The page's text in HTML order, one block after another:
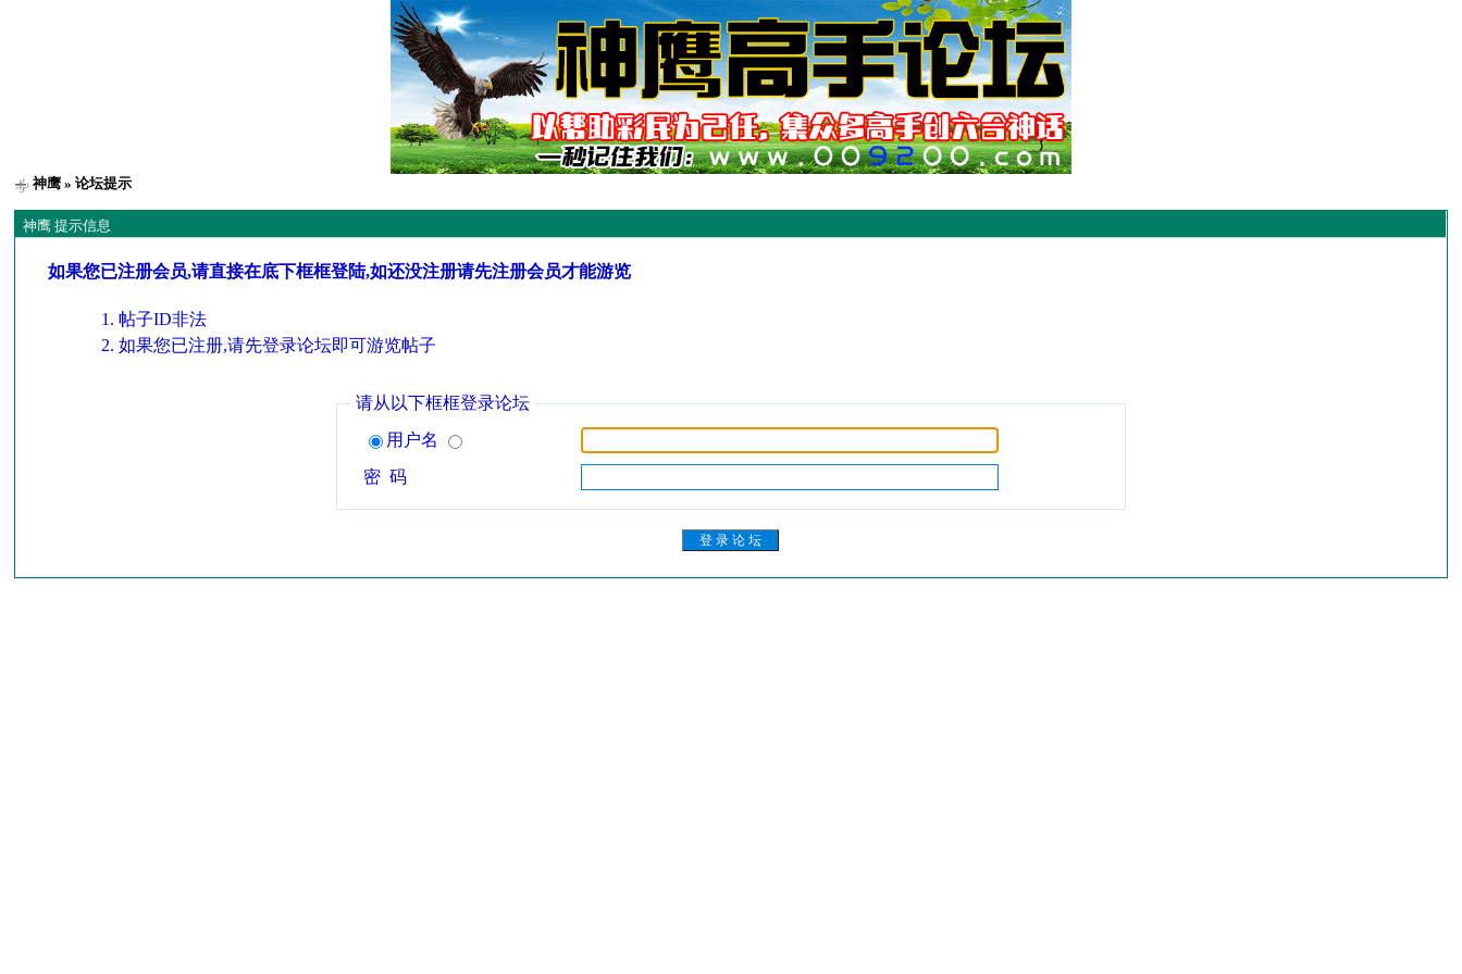
神鹰 » 论坛提示
神鹰 提示信息
如果您已注册会员,请直接在底下框框登陆,如还没注册请先注册会员才能游览
帖子ID非法
如果您已注册,请先登录论坛即可游览帖子
请从以下框框登录论坛
用户名
密 码